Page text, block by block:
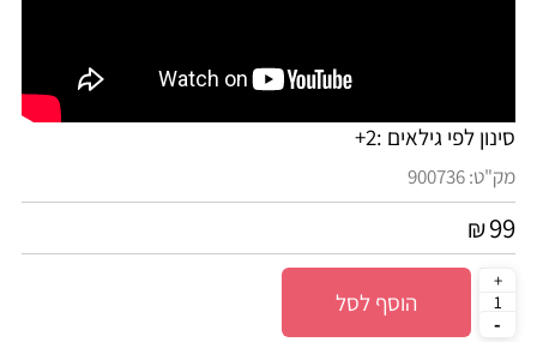
סינון לפי גילאים :2+
מק"ט:900736
₪99
הוסף לסל